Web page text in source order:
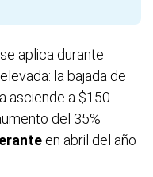
aplica durante
la bajada de
asciende a $150.
del 35%
en abril del año